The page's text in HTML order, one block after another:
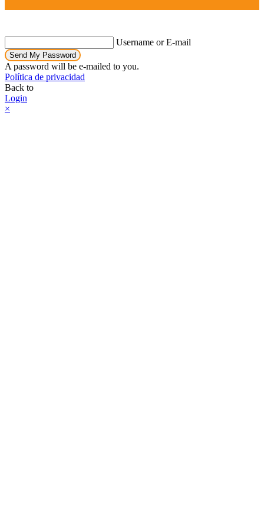
Username or E-mail
Send My Password
A password will be e-mailed to you.
Política de privacidad
Back to
Login
×